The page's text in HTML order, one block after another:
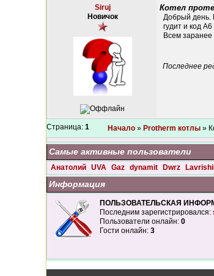
Siruj
Новичок
Котел
Добрый день.
гудит и код
Всем заранее
Последнее
Страница: 1 Начало » Protherm котлы »
Самые активные пользователи
Анатолий UVA Gaz dynamit Dwrz
Информация
ПОЛЬЗОВАТЕЛЬСКАЯ
Последним зарегистрировался:
Пользователи онлайн: 0
Гости онлайн: 3